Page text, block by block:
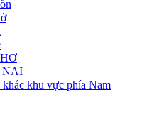
NAI
khu vực phía Nam